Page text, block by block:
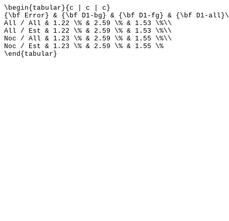
\begin{tabular}{c | c | c}
{\bf Error} & {\bf D1-bg} & {\bf D1-fg} & {\bf D1-
All / All & 1.22 \% & 2.59 \% & 1.53 \%\\
All / Est & 1.22 \% & 2.59 \% & 1.53 \%\\
Noc / All & 1.23 \% & 2.59 \% & 1.55 \%\\
Noc / Est & 1.23 \% & 2.59 \% & 1.55 \%
\end{tabular}